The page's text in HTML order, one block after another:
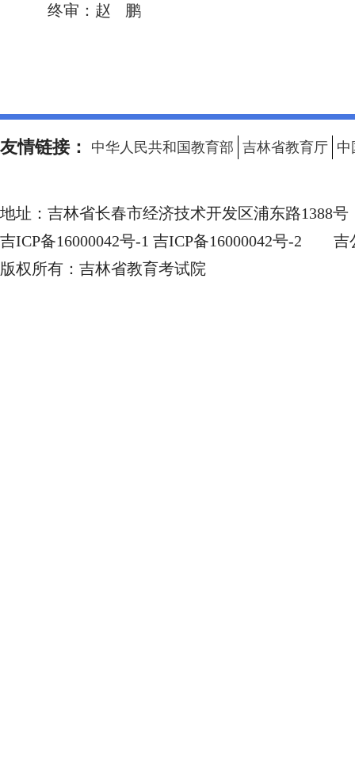
终审：赵 鹏
友情链接： 中华人民共和国教育部 吉林省教育厅 中
地址： 吉林省长春市经济技术开发区浦东路1388号
吉ICP备16000042号-1 吉ICP备16000042号-2
吉
版权所有： 吉林省教育考试院